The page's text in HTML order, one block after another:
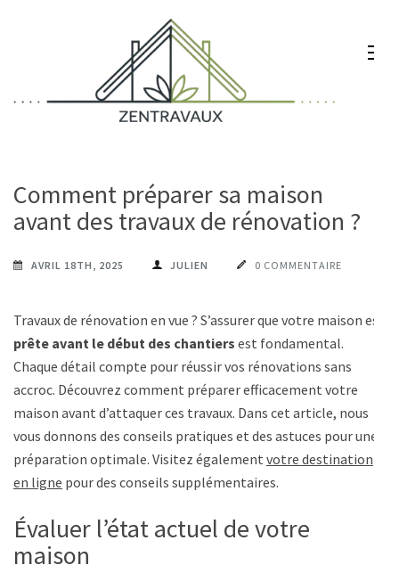
Comment préparer sa maison
avant des travaux de rénovation ?
AVRIL 18TH, 2025 JULIEN 0 COMMENTAIRE
Travaux de rénovation en vue ? S’assurer que votre maison est
prête avant le début des chantiers est fondamental.
Chaque détail compte pour réussir vos rénovations sans
accroc. Découvrez comment préparer efficacement votre
maison avant d’attaquer ces travaux. Dans cet article, nous
vous donnons des conseils pratiques et des astuces pour une
préparation optimale. Visitez également votre destination
en ligne pour des conseils supplémentaires.
Évaluer l’état actuel de votre
maison